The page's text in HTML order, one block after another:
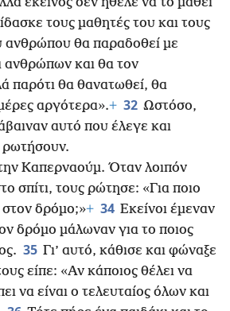
τους μαθητές του και τους
ανθρώπου θα παραδοθεί με
ανθρώπων και θα τον
παρότι θα θανατωθεί, θα
αργότερα».+ 32 Ωστόσο,
αυτό που έλεγε και
ρωτήσουν.
Καπερναούμ. Όταν λοιπόν
σπίτι, τους ρώτησε: «Για ποιο
δρόμο;»+ 34 Εκείνοι έμεναν
δρόμο μάλωναν για το ποιος
35 Γι’ αυτό, κάθισε και φώναξε
είπε: «Αν κάποιος θέλει να
να είναι ο τελευταίος όλων και